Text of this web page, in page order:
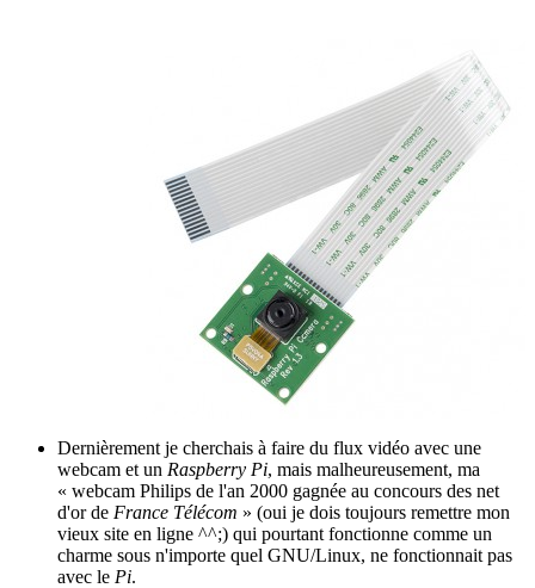
Dernièrement je cherchais à faire du flux vidéo avec une
webcam et un Raspberry Pi, mais malheureusement, ma
« webcam Philips de l'an 2000 gagnée au concours des net
d'or de France Télécom » (oui je dois toujours remettre mon
vieux site en ligne ^^;) qui pourtant fonctionne comme un
charme sous n'importe quel GNU/Linux, ne fonctionnait pas
avec le Pi.